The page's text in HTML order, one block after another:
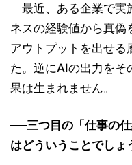
最近、ある企業で実
ネスの経験値から真偽
アウトプットを出せる
た。逆にAIの出力をそ
果は生まれません。
──三つ目の「仕事の
はどういうことでしょ